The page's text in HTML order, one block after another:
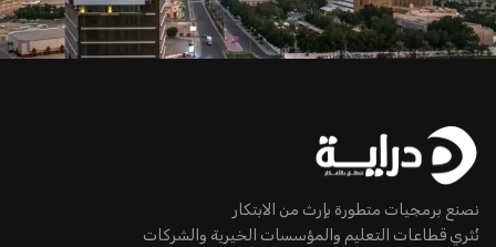
نصنع برمجيات متطورة بإرث من الابتكار
نُثري قطاعات التعليم والمؤسسات الخيرية والشركات